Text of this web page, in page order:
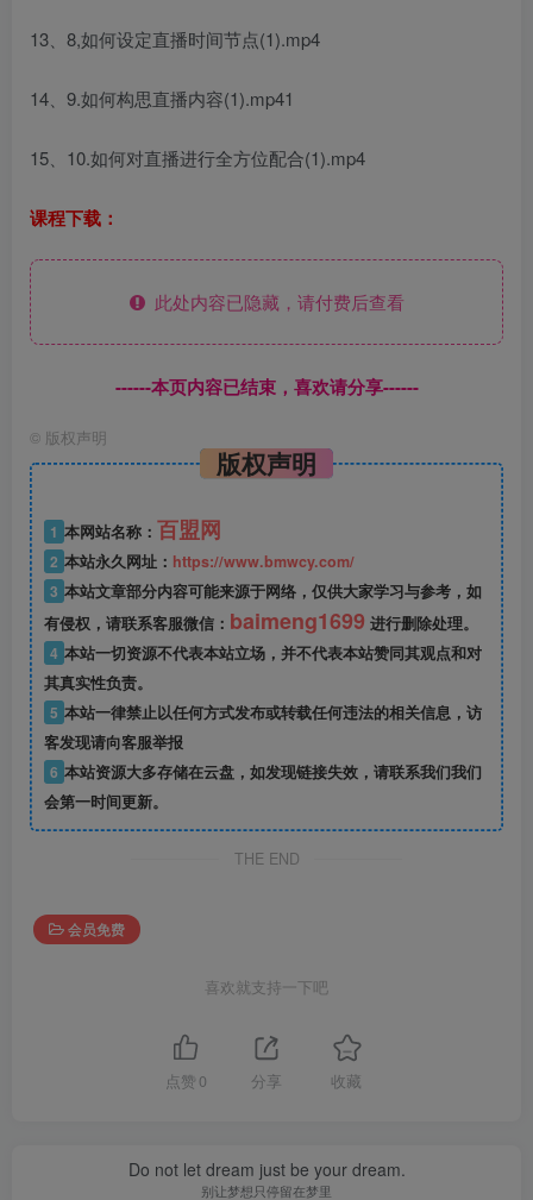
13、8,如何设定直播时间节点(1).mp4
14、9.如何构思直播内容(1).mp41
15、10.如何对直播进行全方位配合(1).mp4
课程下载：
此处内容已隐藏，请付费后查看
------本页内容已结束，喜欢请分享------
© 版权声明
版权声明
1 本网站名称： 百盟网
2 本站永久网址： https://www.bmwcy.com/
3 本站文章部分内容可能来源于网络，仅供大家学习与参考，如
有侵权，请联系客服微信： baimeng1699 进行删除处理。
4 本站一切资源不代表本站立场，并不代表本站赞同其观点和对
其真实性负责。
5 本站一律禁止以任何方式发布或转载任何违法的相关信息，访
客发现请向客服举报
6 本站资源大多存储在云盘，如发现链接失效，请联系我们我们
会第一时间更新。
THE END
会员免费
喜欢就支持一下吧
点赞 0 分享 收藏
Do not let dream just be your dream.
别让梦想只停留在梦里